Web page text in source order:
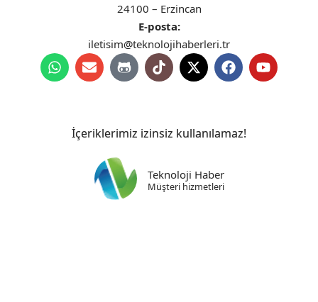
24100 – Erzincan
E-posta:
iletisim@teknolojihaberleri.tr
İçeriklerimiz izinsiz kullanılamaz!
Teknoloji Haber
Müşteri hizmetleri